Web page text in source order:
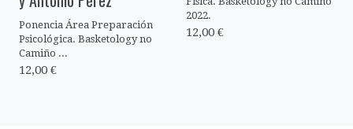
Ponencia Área Preparación
Psicológica. Basketology no
Camiño ...
12,00 €
2022.
12,00 €